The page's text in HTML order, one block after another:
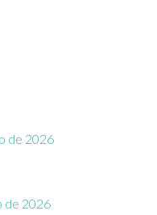
de 2026
de 2026